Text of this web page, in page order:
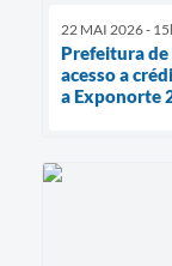
22 MAI 2026 -
Prefeitura
acesso a
a Exponorte